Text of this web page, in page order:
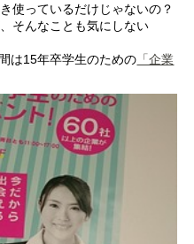
使っているだけじゃないの？
そんなことも気にしない
は15年卒学生のための 「企業